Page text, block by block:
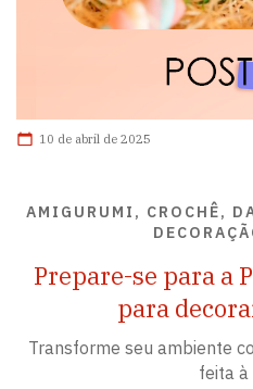
10 de abril de 2025
AMIGURUMI, CROCHÊ,
Prepare-se para a
para
Transforme seu ambiente
feita à